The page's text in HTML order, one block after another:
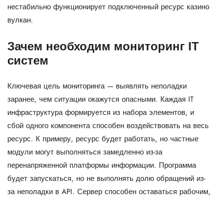
нестабильно функционирует подключенный ресурс казино
вулкан.
Зачем необходим мониторинг IT
систем
Ключевая цель мониторинга — выявлять неполадки
заранее, чем ситуации окажутся опасными. Каждая IT
инфраструктура формируется из набора элементов, и
сбой одного компонента способен воздействовать на весь
ресурс. К примеру, ресурс будет работать, но частные
модули могут выполняться замедленно из-за
перенапряженной платформы информации. Программа
будет запускаться, но не выполнять долю обращений из-
за неполадки в API. Сервер способен оставаться рабочим,